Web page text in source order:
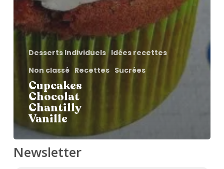
Desserts Individuels Idées recettes
Non classé Recettes Sucrées
Cupcakes
Chocolat
Chantilly
Vanille
Newsletter